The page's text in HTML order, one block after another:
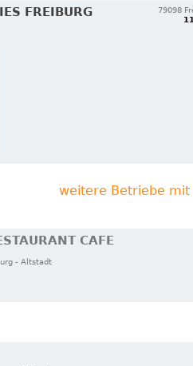
FREIBURG
79098
weitere Betriebe mit
CAFE B
- Altstadt